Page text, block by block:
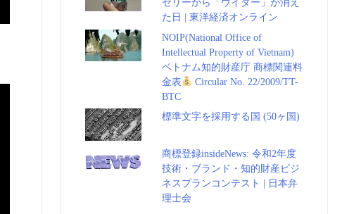
ゼリーから「ウイダー」が消え
た日 | 東洋経済オンライン
NOIP(National Office of
Intellectual Property of Vietnam)
ベトナム知的財産庁 商標関連料
金表
Circular No. 22/2009/TT-
BTC
標準文字を採用する国 (50ヶ国)
商標登録insideNews: 令和2年度
技術・ブランド・知的財産ビジ
ネスプランコンテスト | 日本弁
理士会